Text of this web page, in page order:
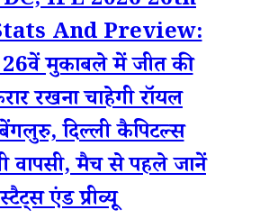
And Preview:
26वें मुकाबले में जीत की
रखना चाहेगी रॉयल
दिल्ली कैपिटल्स
वापसी, मैच से पहले जानें
स्टैट्स एंड प्रीव्यू